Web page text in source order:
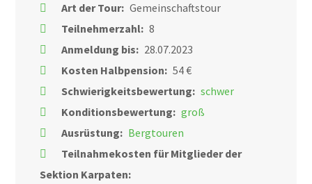
Art der Tour: Gemeinschaftstour
Teilnehmerzahl: 8
Anmeldung bis: 28.07.2023
Kosten Halbpension: 54 €
Schwierigkeitsbewertung: schwer
Konditionsbewertung: groß
Ausrüstung: Bergtouren
Teilnahmekosten für Mitglieder der
Sektion Karpaten: